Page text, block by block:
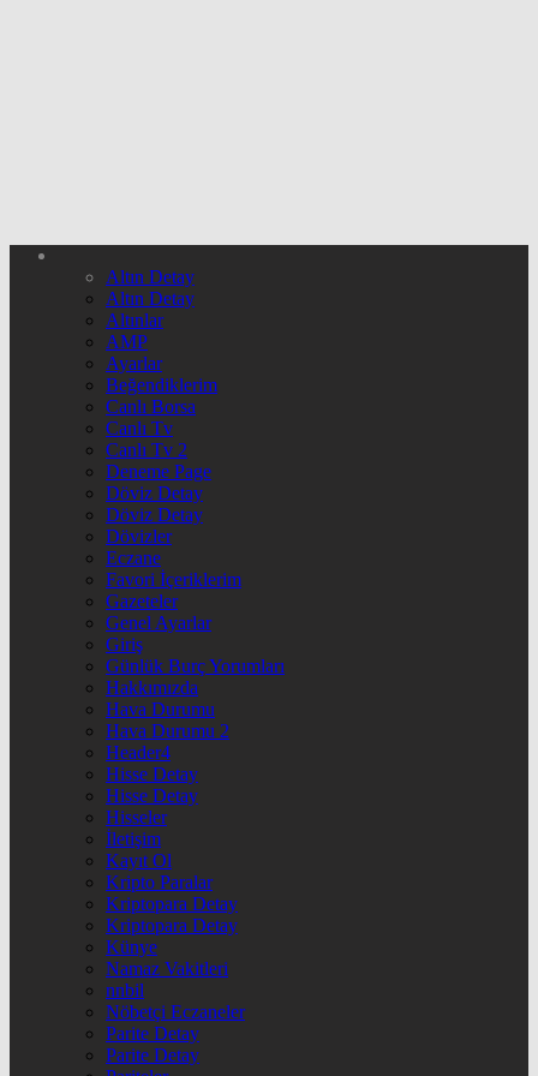
Altın Detay
Altın Detay
Altınlar
AMP
Ayarlar
Beğendiklerim
Canlı Borsa
Canlı Tv
Canlı Tv 2
Deneme Page
Döviz Detay
Döviz Detay
Dövizler
Eczane
Favori İçeriklerim
Gazeteler
Genel Ayarlar
Giriş
Günlük Burç Yorumları
Hakkımızda
Hava Durumu
Hava Durumu 2
Header4
Hisse Detay
Hisse Detay
Hisseler
İletişim
Kayıt Ol
Kripto Paralar
Kriptopara Detay
Kriptopara Detay
Künye
Namaz Vakitleri
nnbil
Nöbetçi Eczaneler
Parite Detay
Parite Detay